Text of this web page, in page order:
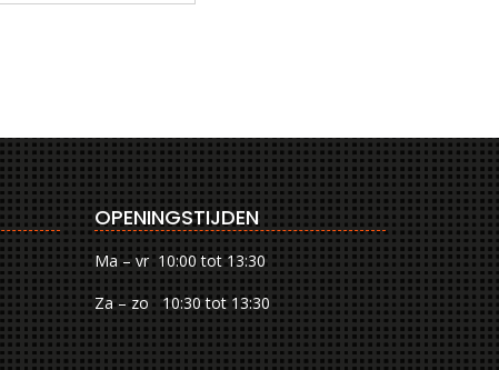
OPENINGSTIJDEN
Ma – vr 10:00 tot 13:30
Za – zo 10:30 tot 13:30